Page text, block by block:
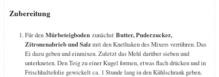
Zubereitung
Für den Mürbeteigboden zunächst Butter, Puderzucker,
Zitronenabrieb und Salzmit den Knethaken des Mixers verrühren. Das
Ei dazu geben und einmixen. Zuletzt das Mehl darüber sieben und
unterkneten. Den Teig zu einer Kugel formen, etwas flach drücken und in
Frischhaltefolie gewickelt ca. 1 Stunde lang in den Kühlschrank geben.